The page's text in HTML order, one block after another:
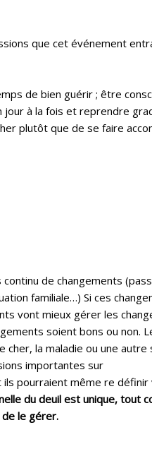
que cet événement
de bien guérir ; être
jour à la fois et reprendre
plutôt que de se faire
de changements
familiale…) Si ces
vont mieux gérer les
soient bons ou non.
cher, la maladie ou une autre
importantes sur
pourraient même re
du deuil est unique, tout
le gérer.